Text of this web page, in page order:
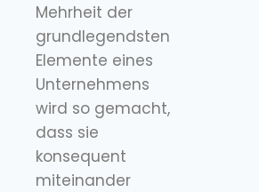
Mehrheit der
grundlegendsten
Elemente eines
Unternehmens
wird so gemacht,
dass sie
konsequent
miteinander